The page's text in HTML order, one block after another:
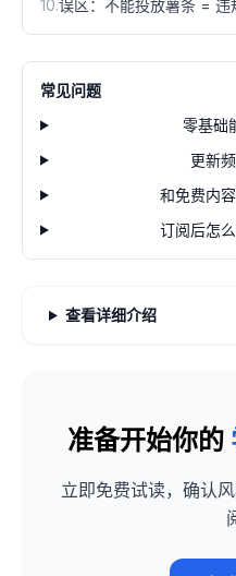
10.误区：不能投放薯条 = 违
常见问题
零基础
更新
和免费内
订阅后怎
查看详细介绍
准备开始你的
立即免费试读，确认